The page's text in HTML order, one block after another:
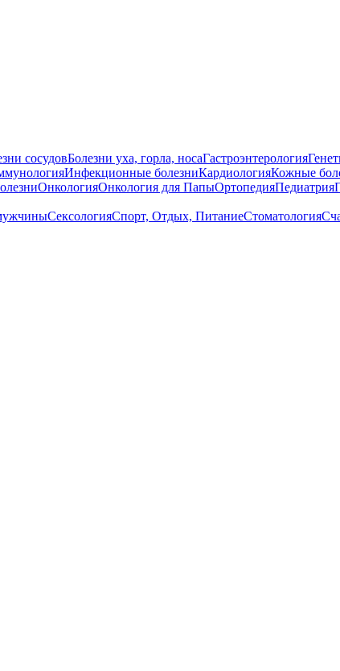
сосудовБолезни уха, горла, носаГастроэнтерология
Инфекционные болезниКардиологияКожные
ОнкологияОнкология для ПапыОртопедияПедиатрия
СексологияСпорт, Отдых, ПитаниеСтоматология